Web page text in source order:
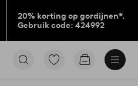
20% korting op gordijnen*.
Gebruik code: 424992
Ga
Go